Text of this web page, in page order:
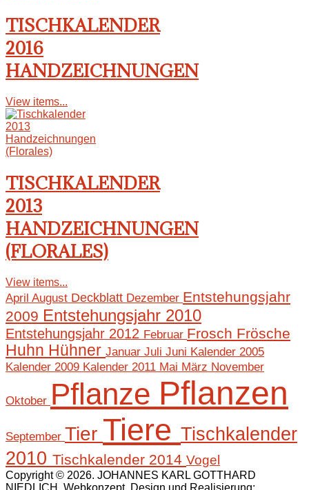
TISCHKALENDER
2016
HANDZEICHNUNGEN
View items...
TISCHKALENDER
2013
HANDZEICHNUNGEN
(FLORALES)
View items...
April August Deckblatt Dezember Entstehungsjahr
2009 Entstehungsjahr 2010
Entstehungsjahr 2012 Februar Frosch Frösche
Huhn Hühner Januar Juli Juni Kalender 2005
Kalender 2009 Kalender 2011 Mai März November
Oktober Pflanze Pflanzen
September Tier Tiere Tischkalender
2010 Tischkalender 2014 Vogel
Copyright © 2026. JOHANNES KARL GOTTHARD
NIEDLICH. Webkonzept, Design und Realisierung: